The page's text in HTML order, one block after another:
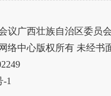
议广西壮族自治区委员
络中心版权所有 未经书
-1